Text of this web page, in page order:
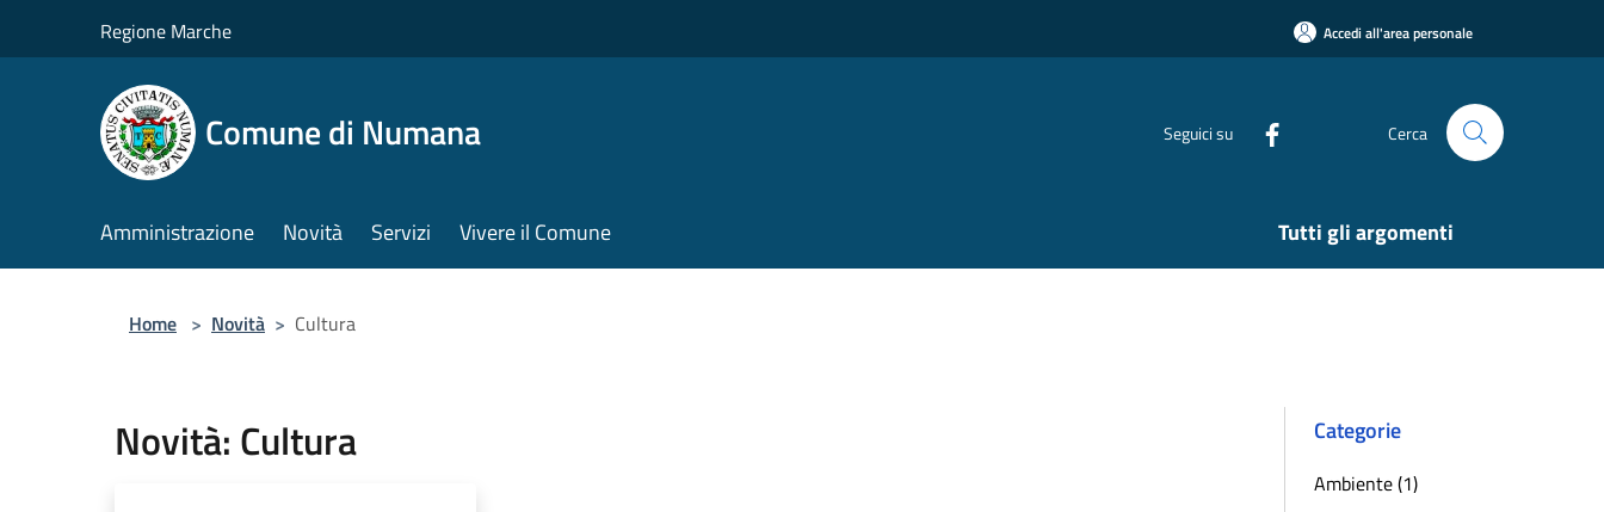
Regione Marche Accedi all'area personale
Comune di Numana Seguici su Cerca
Amministrazione Novità Servizi Vivere il Comune Tutti gli argomenti
Home > Novità > Cultura
Novità: Cultura Categorie
Ambiente (1)